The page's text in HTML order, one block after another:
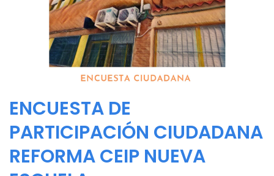
ENCUESTA DE
PARTICIPACIÓN CIUDADANA
REFORMA CEIP NUEVA